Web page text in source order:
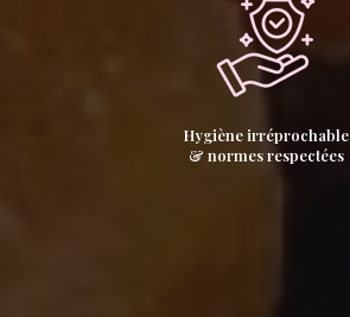
Hygiène irréprochable
& normes respectées